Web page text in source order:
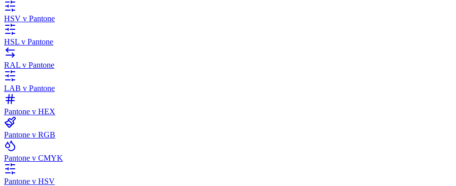
HSV v Pantone
HSL v Pantone
RAL v Pantone
LAB v Pantone
Pantone v HEX
Pantone v RGB
Pantone v CMYK
Pantone v HSV